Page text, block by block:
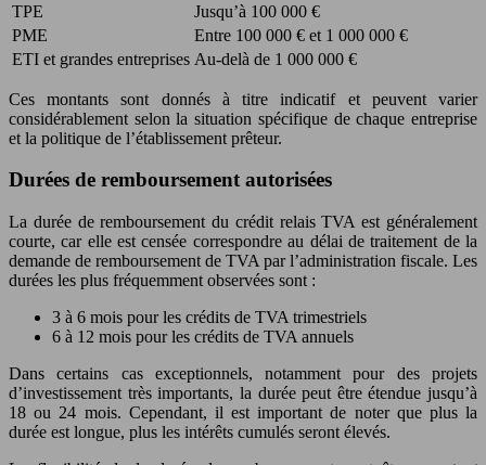
TPE
Jusqu’à 100 000 €
PME
Entre 100 000 € et 1 000 000 €
ETI et grandes entreprises Au-delà de 1 000 000 €
Ces montants sont donnés à titre indicatif et peuvent varier
considérablement selon la situation spécifique de chaque entreprise
et la politique de l’établissement prêteur.
Durées de remboursement autorisées
La durée de remboursement du crédit relais TVA est généralement
courte, car elle est censée correspondre au délai de traitement de la
demande de remboursement de TVA par l’administration fiscale. Les
durées les plus fréquemment observées sont :
3 à 6 mois pour les crédits de TVA trimestriels
6 à 12 mois pour les crédits de TVA annuels
Dans certains cas exceptionnels, notamment pour des projets
d’investissement très importants, la durée peut être étendue jusqu’à
18 ou 24 mois. Cependant, il est important de noter que plus la
durée est longue, plus les intérêts cumulés seront élevés.